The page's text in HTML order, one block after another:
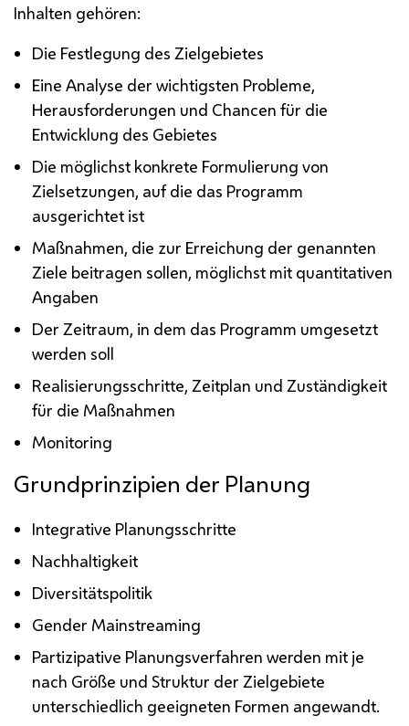
Inhalten gehören:
Die Festlegung des Zielgebietes
Eine Analyse der wichtigsten Probleme,
Herausforderungen und Chancen für die
Entwicklung des Gebietes
Die möglichst konkrete Formulierung von
Zielsetzungen, auf die das Programm
ausgerichtet ist
Maßnahmen, die zur Erreichung der genannten
Ziele beitragen sollen, möglichst mit quantitativen
Angaben
Der Zeitraum, in dem das Programm umgesetzt
werden soll
Realisierungsschritte, Zeitplan und Zuständigkeit
für die Maßnahmen
Monitoring
Grundprinzipien der Planung
Integrative Planungsschritte
Nachhaltigkeit
Diversitätspolitik
Gender Mainstreaming
Partizipative Planungsverfahren werden mit je
nach Größe und Struktur der Zielgebiete
unterschiedlich geeigneten Formen angewandt.